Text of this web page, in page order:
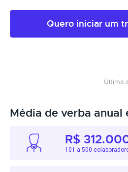
Quero iniciar um
Última
Média de verba
R$
101 a 500